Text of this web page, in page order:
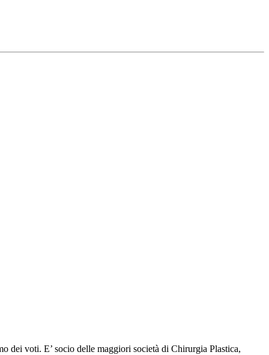
dei voti. E’ socio delle maggiori società di Chirurgia Plastica,